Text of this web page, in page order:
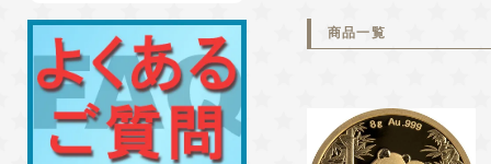
商品一覧